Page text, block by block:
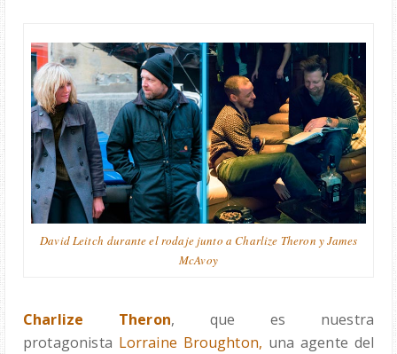
David Leitch durante el rodaje junto a Charlize Theron y James
McAvoy
Charlize Theron, que es nuestra
protagonista Lorraine Broughton, una agente del